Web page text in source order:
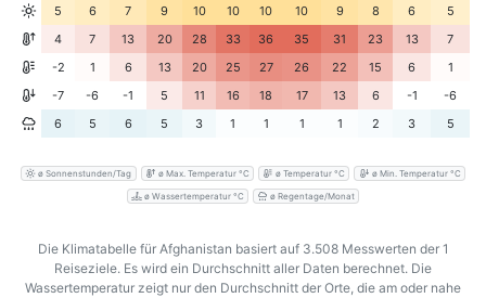
5 6 7 9 10 10 10 10 9 8 6
5
4
7 13 20 28 33 36 35 31 23 13
7
-2
1 6 13 20 25 27 26 22 15 6
1
-7
-6 -1 5 11 16 18 17 13 6 -1
-6
6
5 6 5 3 1 1 1 1 2 3 5
ø Sonnenstunden/Tag ø Max. Temperatur °C ø Temperatur °C ø Min. Temperatur °C
ø Wassertemperatur °C ø Regentage/Monat
Die Klimatabelle für Afghanistan basiert auf 3.508 Messwerten der 1
Reiseziele. Es wird ein Durchschnitt aller Daten berechnet. Die
Wassertemperatur zeigt nur den Durchschnitt der Orte, die am oder nahe